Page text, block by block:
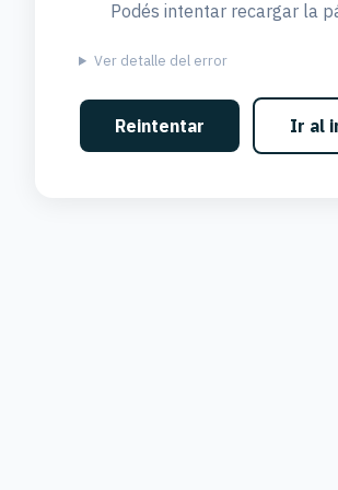
Podés intentar recargar la
Ver detalle del error
Reintentar Ir al